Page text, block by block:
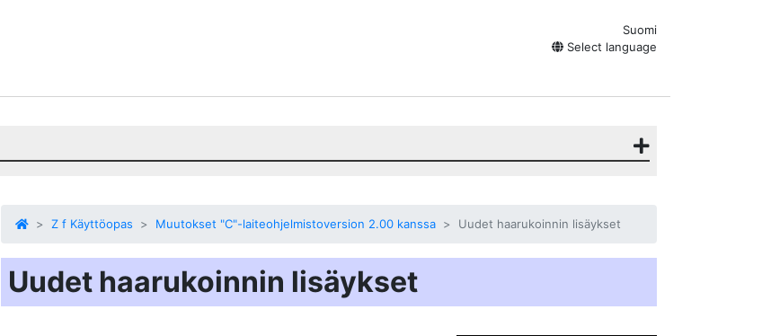
Suomi
Select language
Z f Käyttöopas Muutokset "C"-laiteohjelmistoversion 2.00 kanssa Uudet haarukoinnin lisäykset
Uudet haarukoinnin lisäykset